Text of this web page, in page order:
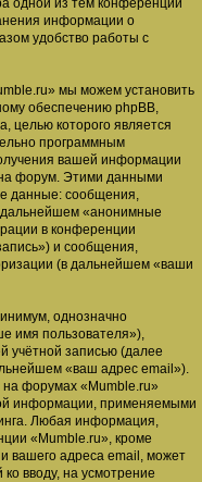
одной из тем конференции
информации о
удобство работы с
мы можем установить
обеспечению phpBB,
целью которого является
программным
вашей информации
форум. Этими данными
данные: сообщения,
«анонимные
в конференции
и сообщения,
(в дальнейшем «ваши
однозначно
имя пользователя»),
учётной записью (далее
«ваш адрес email»).
форумах «Mumble.ru»
информации, применяемыми
Любая информация,
«Mumble.ru», кроме
вашего адреса email, может
вводу, на усмотрение